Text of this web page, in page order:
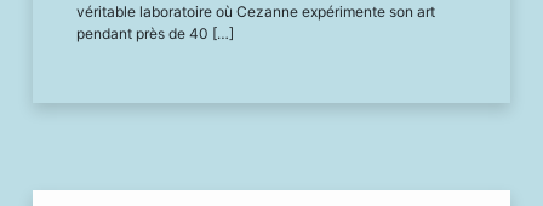
véritable laboratoire où Cezanne expérimente son art
pendant près de 40 […]